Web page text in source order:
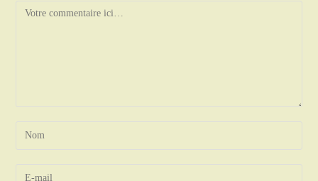
Comment
Enter
Enter